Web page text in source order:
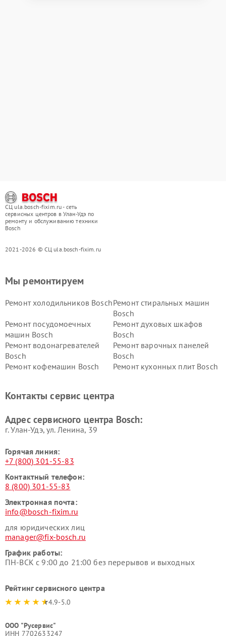
СЦ ula.bosch-fixim.ru - сеть
сервисных центров в Улан-Удэ по
ремонту и обслуживанию техники
Bosch
2021-2026 © СЦ ula.bosch-fixim.ru
Мы ремонтируем
Ремонт холодильников BoschРемонт стиральных машин
Bosch
Ремонт посудомоечных
машин Bosch
Ремонт духовых шкафов
Bosch
Ремонт водонагревателей
Bosch
Ремонт варочных панелей
Bosch
Ремонт кофемашин Bosch
Ремонт кухонных плит Bosch
Ремонт сушильных автоматовРемонт морозильных камер
Контакты сервис центра
Адрес сервисного центра Bosch:
г. Улан-Удэ, ул. Ленина, 39
Горячая линия:
+7 (800) 301-55-83
Контактный телефон:
8 (800) 301-55-83
Электронная почта:
info@bosch-fixim.ru
для юридических лиц
manager@fix-bosch.ru
График работы:
ПН-ВСК с 9:00 до 21:00 без перерывов и выходных
Рейтинг сервисного центра
4.9-5.0
ООО "Русервис"
ИНН 7702633247